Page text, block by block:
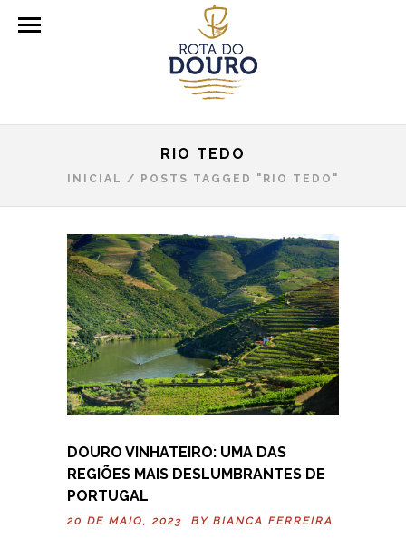
RIO TEDO
INICIAL / POSTS TAGGED "RIO TEDO"
DOURO VINHATEIRO: UMA DAS
REGIÕES MAIS DESLUMBRANTES DE
PORTUGAL
20 DE MAIO, 2023 BY BIANCA FERREIRA